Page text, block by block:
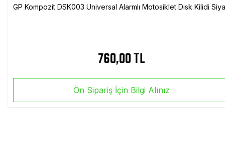
GP Kompozit DSK003 Universal Alarmlı Motosiklet Disk Kilidi
760,00 TL
Ön Sipariş İçin Bilgi Alınız